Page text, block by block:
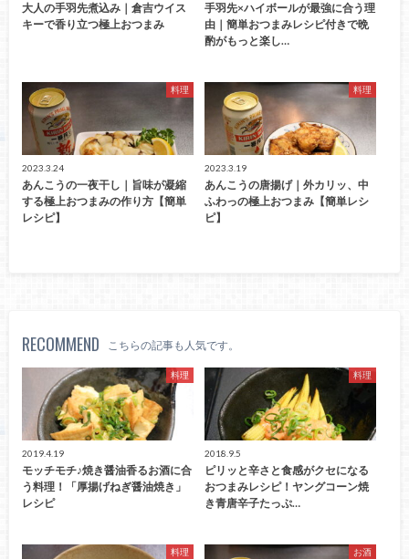
大人の手羽先煮込み｜倉吉ウイス
キーで香り立つ極上おつまみ
手羽先×ハイボールが最強に合う理
由｜簡単おつまみレシピ付きで晩
酌がもっと楽し…
料理
2023.3.24
あんこうの一夜干し｜旨味が凝縮
する極上おつまみの作り方【簡単
レシピ】
料理
2023.3.19
あんこうの唐揚げ｜外カリッ、中
ふわっの極上おつまみ【簡単レシ
ピ】
RECOMMEND こちらの記事も人気です。
料理
2019.4.19
モッチモチ♪焼き醤油香るお酒に合
う料理！「厚揚げねぎ醤油焼き」
レシピ
料理
2018.9.5
ピリッと辛さと食感がクセになる
おつまみレシピ！ヤングコーン焼
き青唐辛子たっぷ…
料理 お酒